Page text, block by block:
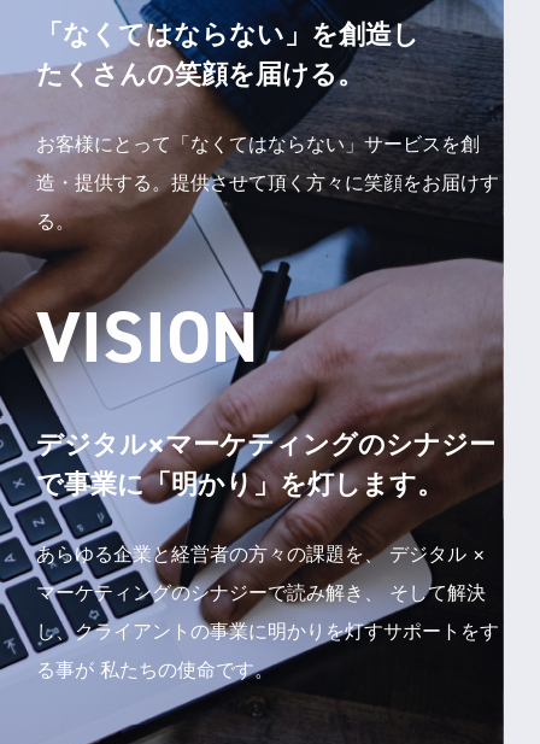
「なくてはならない」を創造し
たくさんの笑顔を届ける。
お客様にとって「なくてはならない」サービスを創
造・提供する。提供させて頂く方々に笑顔をお届けす
る。
VISION
デジタル×マーケティングのシナジー
で事業に「明かり」を灯します。
あらゆる企業と経営者の方々の課題を、デジタル ×
マーケティングのシナジーで読み解き、そして解決
し、クライアントの事業に明かりを灯すサポートをす
る事が私たちの使命です。